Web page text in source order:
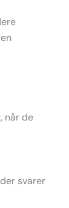
når de
svarer